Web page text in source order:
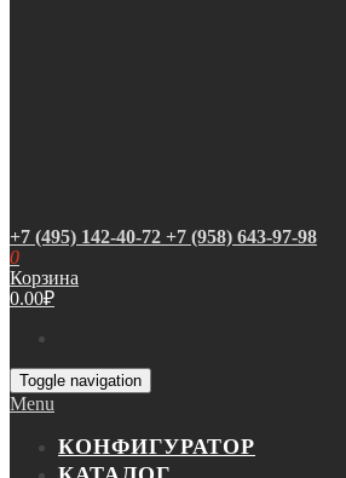
+7 (495) 142-40-72 +7 (958) 643-97-98
0
Корзина
0.00₽
Toggle navigation
Menu
КОНФИГУРАТОР